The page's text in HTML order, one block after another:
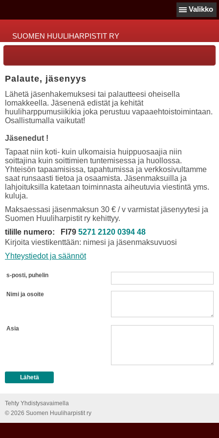
Valikko
SUOMEN HUULIHARPISTIT RY
Palaute, jäsenyys
Lähetä jäsenhakemuksesi tai palautteesi oheisella
lomakkeella. Jäsenenä edistät ja kehität
huuliharppumusiikikia joka perustuu vapaaehtoistoimintaan.
Osallistumalla vaikutat!
Jäsenedut !
Tapaat niin koti- kuin ulkomaisia huippuosaajia niin
soittajina kuin soittimien tuntemisessa ja huollossa.
Yhteisön tapaamisissa, tapahtumissa ja verkkosivultamme
saat runsaasti tietoa ja osaamista. Jäsenmaksuilla ja
lahjoituksilla katetaan toiminnasta aiheutuvia viestintä yms.
kuluja.
Maksaessasi jäsenmaksun 30 € / v varmistat jäsenyytesi ja
Suomen Huuliharpistit ry kehittyy.
tilille numero: FI79 5271 2120 0394 48
Kirjoita viestikenttään: nimesi ja jäsenmaksuvuosi
Yhteystiedot ja säännöt
s-posti, puhelin
Nimi ja osoite
Asia
Tehty Yhdistysavaimella
© 2026 Suomen Huuliharpistit ry